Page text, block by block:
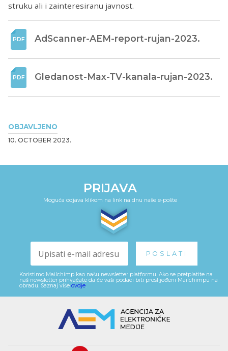
OBJAVLJENO
10. OCTOBER 2023.
struku ali i zainteresiranu javnost.
AdScanner-AEM-report-rujan-2023.
Gledanost-Max-TV-kanala-rujan-2023.
PRIJAVA
Moguća odjava klikom na link na dnu naše e-pošte
Koristimo Mailchimp kao našu newsletter platformu. Ako se pretplatite na
naš newsletter prihvaćate da će vaši podaci biti proslijeđeni Mailchimpu na
obradu. Saznaj više ovdje.